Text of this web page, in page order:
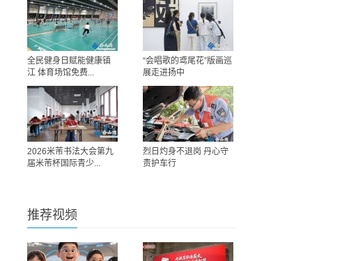
全民健身日赋能健康镇
江 体育场馆免费...
“会唱歌的鸢尾花”版画巡
展走进扬中
2026米芾书法大会第九
届米芾杯国际青少...
烈日灼身不退岗 丹心守
责护车行
推荐视频